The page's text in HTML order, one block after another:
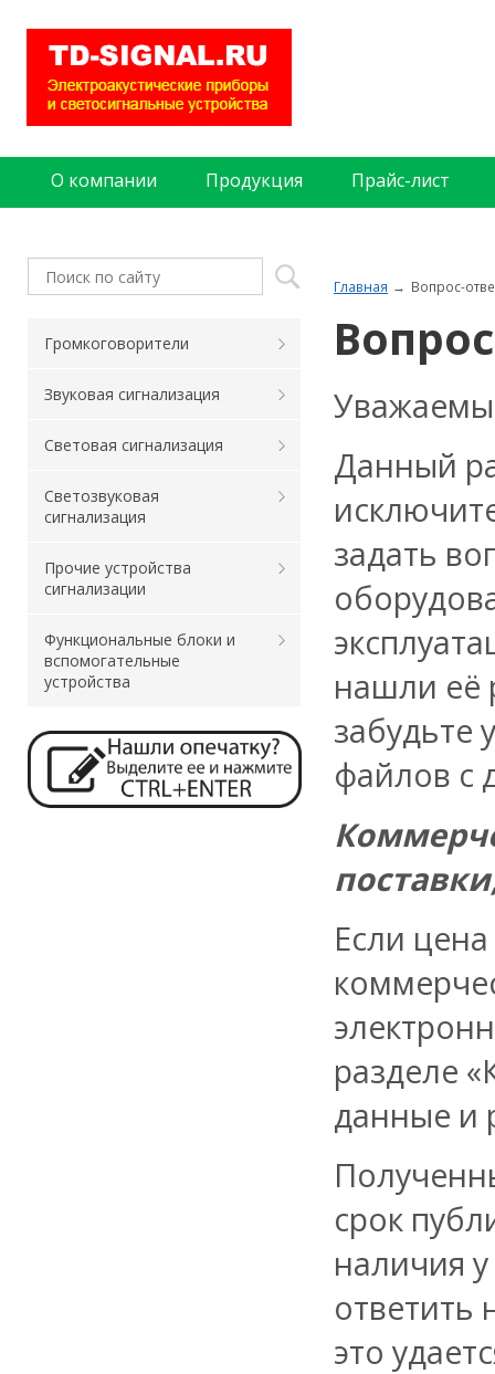
О компании Продукция Прайс-лист
Главная Вопрос-
Данный
задать
нашли её
забудьте
файлов с
Если
разделе
данные и
срок
наличия
ответить
это
Громкоговорители
Звуковая сигнализация
Световая сигнализация
Светозвуковая
сигнализация
Прочие устройства
сигнализации
Функциональные блоки и
вспомогательные
устройства